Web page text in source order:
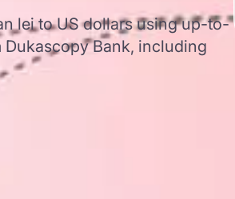
lei to US dollars using up-to-
Dukascopy Bank, including